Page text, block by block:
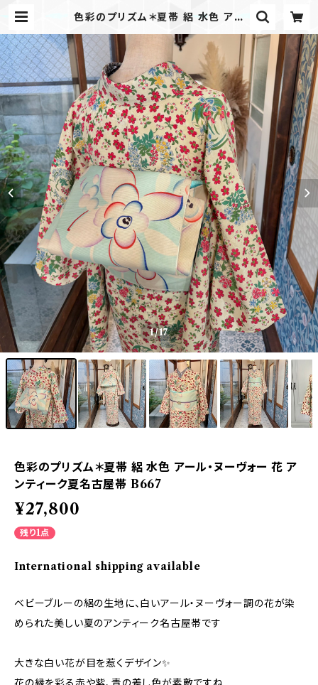
色彩のプリズム＊夏帯 絽 水色 アー
屋帯 B667 | kimono tento
1/17
色彩のプリズム＊夏帯 絽 水色 アール・ヌーヴォー 花 ア
ンティーク夏名古屋帯 B667
¥27,800
残り1点
International shipping available
ベビーブルーの絽の生地に、白いアール・ヌーヴォー調の花が染
められた美しい夏のアンティーク名古屋帯です
大きな白い花が目を惹くデザイン✨️